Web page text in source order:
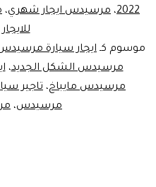
2022، مرسيدس ايجار شهري،
موسوم كـ ايجار سيارة
مرسيدس الشكل الجديد،
مرسيدس مايباخ، تاجير
مرسيدس،